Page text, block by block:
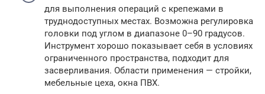
для выполнения операций с крепежами в
труднодоступных местах. Возможна регулировка
головки под углом в диапазоне 0–90 градусов.
Инструмент хорошо показывает себя в условиях
ограниченного пространства, подходит для
засверливания. Области применения — стройки,
мебельные цеха, окна ПВХ.